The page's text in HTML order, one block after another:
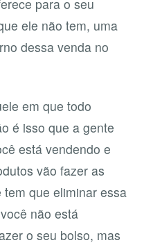
para o seu
ele não tem, uma
dessa venda no
em que todo
é isso que a gente
está vendendo e
vão fazer as
que eliminar essa
não está
o seu bolso, mas